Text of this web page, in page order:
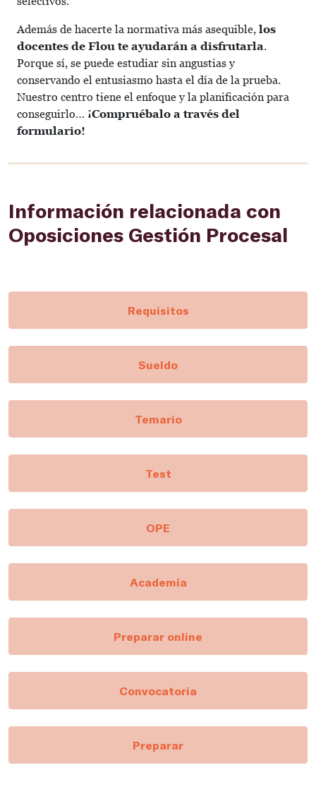
Además de hacerte la normativa más asequible, los
docentes de Flou te ayudarán a disfrutarla.
Porque sí, se puede estudiar sin angustias y
conservando el entusiasmo hasta el día de la prueba.
Nuestro centro tiene el enfoque y la planificación para
conseguirlo… ¡Compruébalo a través del
formulario!
Información relacionada con
Oposiciones Gestión Procesal
Requisitos
Sueldo
Temario
Test
OPE
Academia
Preparar online
Convocatoria
Preparar